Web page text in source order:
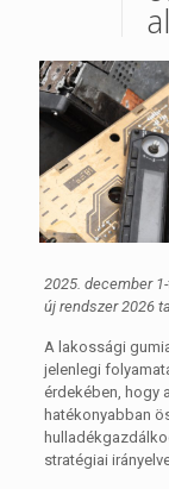
2025. december
új rendszer 2026
A lakossági
jelenlegi
érdekében, hogy
hatékonyabban
stratégiai